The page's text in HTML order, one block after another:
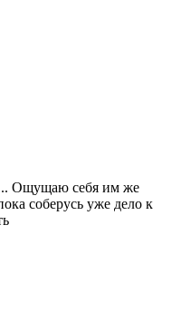
Ощущаю себя им же
соберусь уже дело к